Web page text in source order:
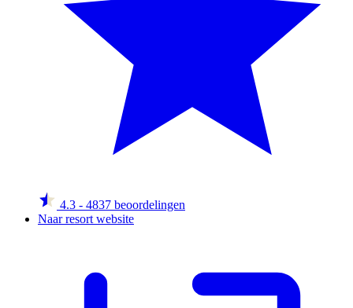
4.3 - 4837 beoordelingen
Naar resort website